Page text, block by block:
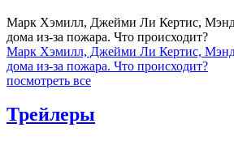
Марк Хэмилл, Джейми Ли Кертис,
дома из-за пожара. Что происходит?
Марк Хэмилл, Джейми Ли Кертис,
дома из-за пожара. Что происходит?
посмотреть все
Трейлеры